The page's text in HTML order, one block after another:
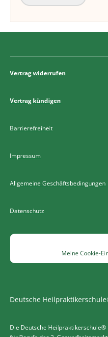
Vertrag widerrufen
Vertrag kündigen
Barrierefreiheit
Impressum
Allgemeine Geschäftsbedingungen
Datenschutz
Meine Cookie-
Deutsche
Die Deutsche